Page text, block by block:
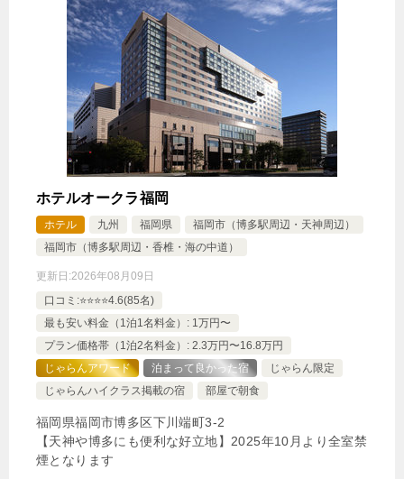
ホテルオークラ福岡
ホテル 九州 福岡県
福岡市（博多駅周辺・天神周辺）
福岡市（博多駅周辺・香椎・海の中道）
更新日:2026年08月09日
口コミ:⭐️⭐️⭐️⭐️4.6(85名)
最も安い料金（1泊1名料金）: 1万円〜
プラン価格帯（1泊2名料金）: 2.3万円〜16.8万円
じゃらんアワード
泊まって良かった宿
じゃらん限定
じゃらんハイクラス掲載の宿
部屋で朝食
福岡県福岡市博多区下川端町3-2
【天神や博多にも便利な好立地】2025年10月より全室禁
煙となります